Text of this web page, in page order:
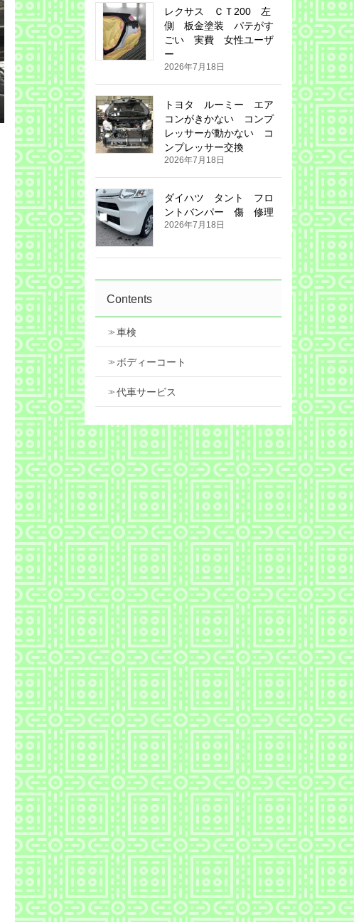
レクサス ＣＴ200 左
側 板金塗装 パテがす
ごい 実費 女性ユーザ
ー
2026年7月18日
トヨタ ルーミー エア
コンがきかない コンプ
レッサーが動かない コ
ンプレッサー交換
2026年7月18日
ダイハツ タント フロ
ントバンパー 傷 修理
2026年7月18日
Contents
車検
ボディーコート
代車サービス